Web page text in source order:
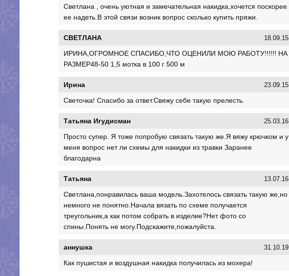
Светлана , очень уютная и замечательная накидка,хочется поскорее
ее надеть.В этой связи возник вопрос сколько купить пряжи.
СВЕТЛАНА 18.09.15
ИРИНА,ОГРОМНОЕ СПАСИБО,ЧТО ОЦЕНИЛИ МОЮ РАБОТУ!!!!!! НА
РАЗМЕР48-50 1,5 мотка в 100 г 500 м
Ирина 23.09.15
Светочка! Спасибо за ответ.Свяжу себе такую прелесть.
Татьяна Игудисман 25.03.16
Просто супер. Я тоже попробую связать такую же.Я вяжу крючком и у
меня вопрос нет ли схемы для накидки из травки Заранее
благодарна
Татьяна 13.07.16
Светлана,понравилась ваша модель.Захотелось связать такую же,но
немного не понятно.Начала вязать по схеме получается
треугольник,а как потом собрать в изделие?Нет фото со
спины.Понять не могу.Подскажите,пожалуйста.
аннушка 31.10.19
Как пушистая и воздушная накидка получилась из мохера!